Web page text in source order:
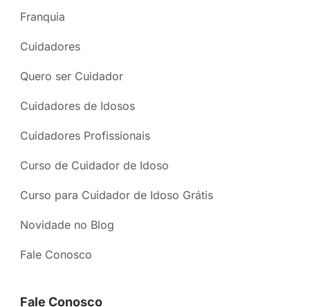
Franquia
Cuidadores
Quero ser Cuidador
Cuidadores de Idosos
Cuidadores Profissionais
Curso de Cuidador de Idoso
Curso para Cuidador de Idoso Grátis
Novidade no Blog
Fale Conosco
Fale Conosco